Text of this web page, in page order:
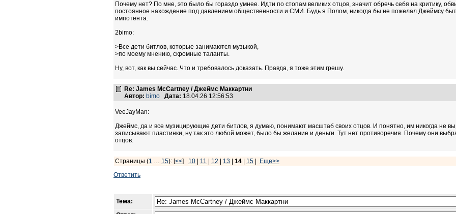
Почему нет? По мне, это было бы гораздо умнее. Идти по стопам великих отцов, значит обречь себя на критику,
постоянное нахождение под давлением общественности и СМИ. Будь я Полом, никогда бы не пожелал Джеймсу
импотента.
2bimo:
>Все дети битлов, которые занимаются музыкой,
>по моему мнению, скромные таланты.
Ну, вот, как вы сейчас. Что и требовалось доказать. Правда, я тоже этим грешу.
Re: James McCartney / Джеймс Маккартни
Автор: bimo Дата: 18.04.26 12:56:53
VeeJayMan:
Джеймс, да и все музицирующие дети битлов, я думаю, понимают масштаб своих отцов. И понятно, им никогда не
записывают пластинки, ну так это любой может, было бы желание и деньги. Тут нет противоречия. Почему они
отцов.
Страницы (1 … 15): [<<] 10 11 12 13 14 15
Еще>>
Ответить
Тема: